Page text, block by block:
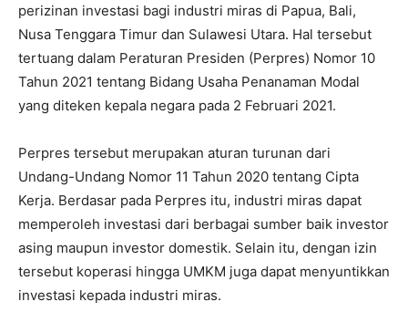
perizinan investasi bagi industri miras di Papua, Bali,
Nusa Tenggara Timur dan Sulawesi Utara. Hal tersebut
tertuang dalam Peraturan Presiden (Perpres) Nomor 10
Tahun 2021 tentang Bidang Usaha Penanaman Modal
yang diteken kepala negara pada 2 Februari 2021.
Perpres tersebut merupakan aturan turunan dari
Undang-Undang Nomor 11 Tahun 2020 tentang Cipta
Kerja. Berdasar pada Perpres itu, industri miras dapat
memperoleh investasi dari berbagai sumber baik investor
asing maupun investor domestik. Selain itu, dengan izin
tersebut koperasi hingga UMKM juga dapat menyuntikkan
investasi kepada industri miras.